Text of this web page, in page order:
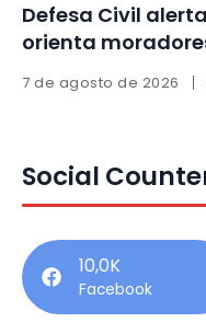
Defesa Civil
orienta
7 de agosto de 2026
Social
10,0K
Facebook